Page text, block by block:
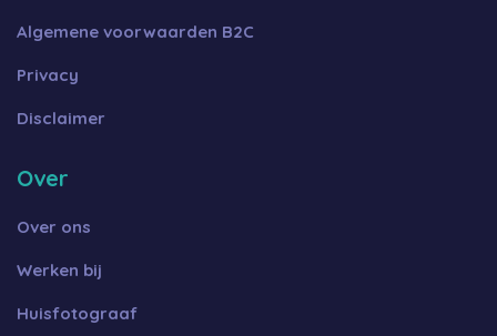
Algemene voorwaarden B2C
Privacy
Disclaimer
Over
Over ons
Werken bij
Huisfotograaf